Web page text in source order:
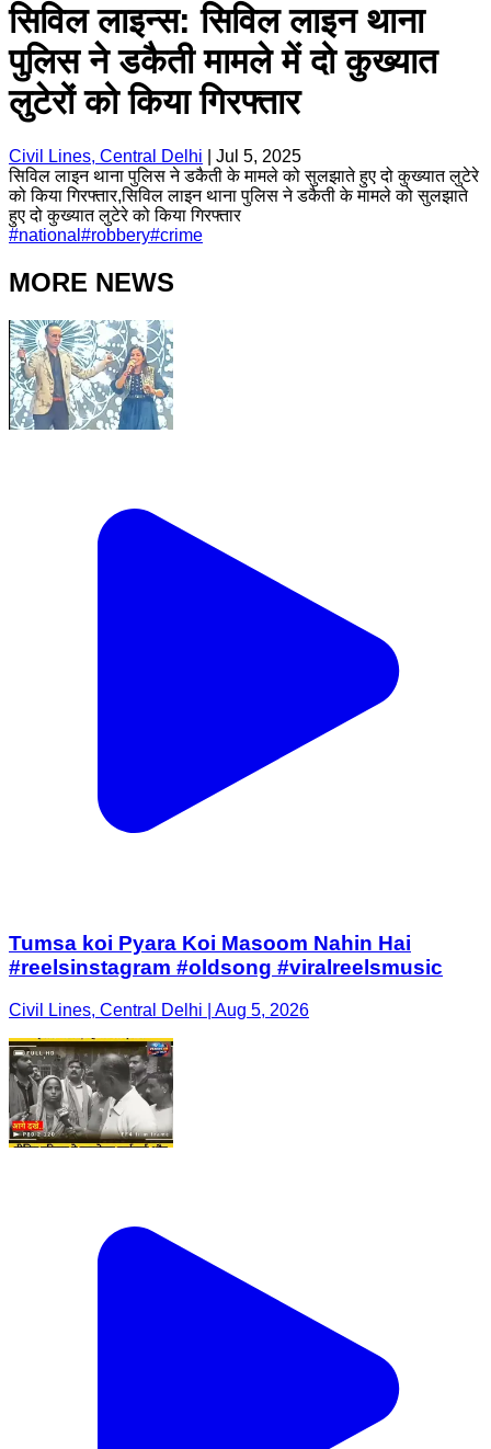
सिविल लाइन्स: सिविल लाइन थाना
पुलिस ने डकैती मामले में दो कुख्यात
लुटेरों को किया गिरफ्तार
Civil Lines, Central Delhi
Jul 5, 2025
सिविल लाइन थाना पुलिस ने डकैती के मामले को सुलझाते हुए दो कुख्यात लुटेरे
को किया गिरफ्तार,सिविल लाइन थाना पुलिस ने डकैती के मामले को सुलझाते
हुए दो कुख्यात लुटेरे को किया गिरफ्तार
#national #robbery#crime
MORE NEWS
Tumsa koi Pyara Koi Masoom Nahin Hai
#reelsinstagram #oldsong #viralreelsmusic
Civil Lines, Central Delhi | Aug 5, 2026